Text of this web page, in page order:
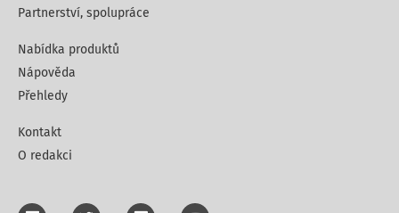
Partnerství, spolupráce
Nabídka produktů
Nápověda
Přehledy
Kontakt
O redakci